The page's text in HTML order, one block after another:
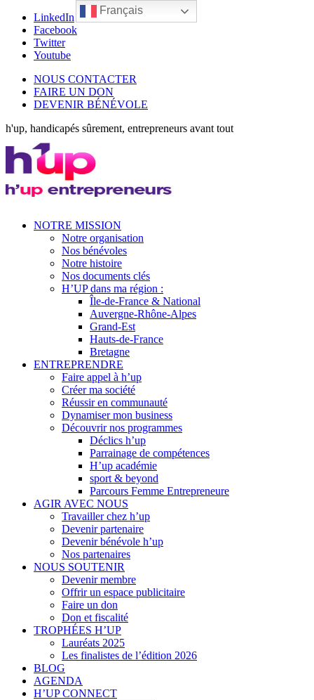
LinkedIn
Facebook
Twitter
Youtube
NOUS CONTACTER
FAIRE UN DON
DEVENIR BÉNÉVOLE
h'up, handicapés sûrement, entrepreneurs avant tout
NOTRE MISSION
Notre organisation
Nos bénévoles
Notre histoire
Nos documents clés
H’UP dans ma région :
Île-de-France & National
Auvergne-Rhône-Alpes
Grand-Est
Hauts-de-France
Bretagne
ENTREPRENDRE
Faire appel à h’up
Créer ma société
Réussir en communauté
Dynamiser mon business
Découvrir nos programmes
Déclics h’up
Parrainage de compétences
H’up académie
sport & beyond
Parcours Femme Entrepreneure
AGIR AVEC NOUS
Travailler chez h’up
Devenir partenaire
Devenir bénévole h’up
Nos partenaires
NOUS SOUTENIR
Devenir membre
Offrir un espace publicitaire
Faire un don
Don et fiscalité
TROPHÉES H’UP
Lauréats 2025
Les finalistes de l’édition 2026
BLOG
AGENDA
H’UP CONNECT
Français